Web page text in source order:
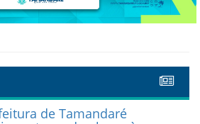
de Tamandaré